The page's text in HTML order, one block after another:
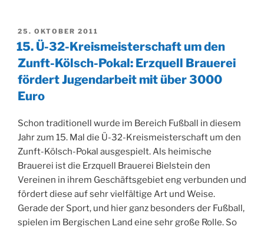
VERÖFFENTLICHT
AM
25. OKTOBER 2011
15. Ü-32-Kreismeisterschaft um den
Zunft-Kölsch-Pokal: Erzquell Brauerei
fördert Jugendarbeit mit über 3000
Euro
Schon traditionell wurde im Bereich Fußball in diesem
Jahr zum 15. Mal die Ü-32-Kreismeisterschaft um den
Zunft-Kölsch-Pokal ausgespielt. Als heimische
Brauerei ist die Erzquell Brauerei Bielstein den
Vereinen in ihrem Geschäftsgebiet eng verbunden und
fördert diese auf sehr vielfältige Art und Weise.
Gerade der Sport, und hier ganz besonders der Fußball,
spielen im Bergischen Land eine sehr große Rolle. So